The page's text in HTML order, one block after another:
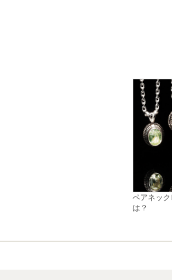
ペアネッ
は？